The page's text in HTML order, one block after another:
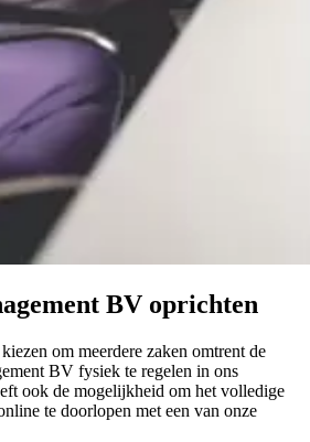
BV oprichten
om meerdere zaken omtrent de
BV fysiek te regelen in ons
ook de mogelijkheid om het volledige
te doorlopen met een van onze